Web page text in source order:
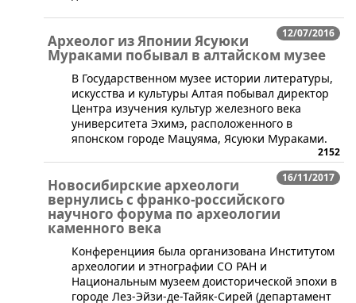
12/07/2016
Археолог из Японии Ясуюки
Мураками побывал в алтайском музее
​В Государственном музее истории литературы,
искусства и культуры Алтая побывал директор
Центра изучения культур железного века
университета Эхимэ, расположенного в
японском городе Мацуяма, Ясуюки Мураками.
2152
16/11/2017
Новосибирские археологи
вернулись с франко-российского
научного форума по археологии
каменного века
​Конференциия была организована Институтом
археологии и этнографии СО РАН и
Национальным музеем доисторической эпохи в
городе Лез-Эйзи-де-Тайяк-Сирей (департамент